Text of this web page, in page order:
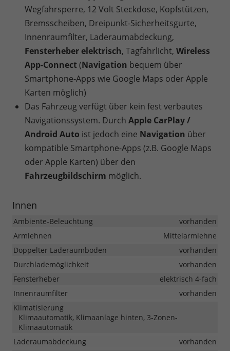
Wegfahrsperre, 12 Volt Steckdose, Kopfstützen,
Bremsscheiben, Dreipunkt-Sicherheitsgurte,
Innenraumfilter, Laderaumabdeckung,
Fensterheber elektrisch, Tagfahrlicht, Wireless
App-Connect(Navigation bequem über
Smartphone-Apps wie Google Maps oder Apple
Karten möglich)
Das Fahrzeug verfügt über kein fest verbautes
Navigationssystem. Durch Apple CarPlay /
Android Auto ist jedoch eine Navigation über
kompatible Smartphone-Apps (z.B. Google Maps
oder Apple Karten) über den
Fahrzeugbildschirm möglich.
Innen
Ambiente-Beleuchtung
vorhanden
Armlehnen
Mittelarmlehne
Doppelter Laderaumboden
vorhanden
Durchlademöglichkeit
vorhanden
Fensterheber
elektrisch 4-fach
Innenraumfilter
vorhanden
Klimatisierung
Klimaautomatik, Klimaanlage hinten, 3-Zonen-
Klimaautomatik
Laderaumabdeckung
vorhanden